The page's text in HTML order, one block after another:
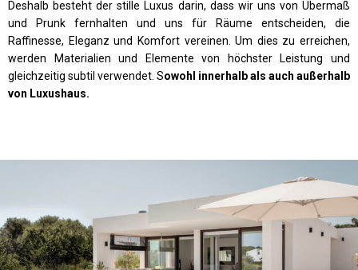
Deshalb besteht der stille Luxus darin, dass wir uns von Übermaß
und Prunk fernhalten und uns für Räume entscheiden, die
Raffinesse, Eleganz und Komfort vereinen. Um dies zu erreichen,
werden Materialien und Elemente von höchster Leistung und
gleichzeitig subtil verwendet. Sowohl innerhalb als auch außerhalb
von Luxushaus.